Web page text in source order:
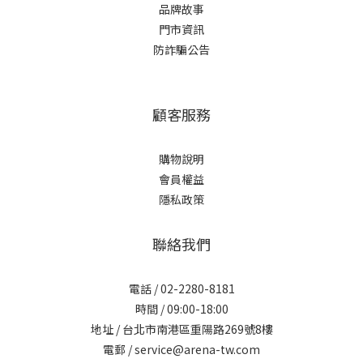
品牌故事
門市資訊
防詐騙公告
顧客服務
購物說明
會員權益
隱私政策
聯絡我們
電話 / 02-2280-8181
時間 / 09:00-18:00
地址 / 台北市南港區重陽路269號8樓
電郵 / service@arena-tw.com